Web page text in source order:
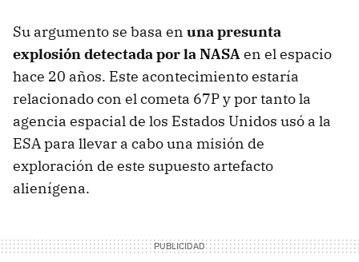
Su argumento se basa en una presunta
explosión detectada por la NASAen el espacio
hace 20 años. Este acontecimiento estaría
relacionado con el cometa 67P y por tanto la
agencia espacial de los Estados Unidos usó a la
ESA para llevar a cabo una misión de
exploración de este supuesto artefacto
alienígena.